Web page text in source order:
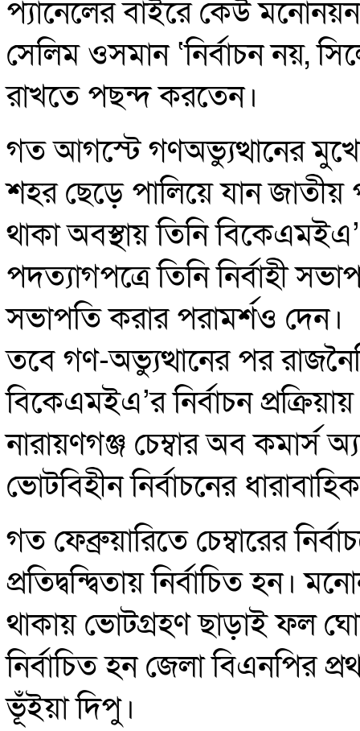
প্যানেলের বাইরে কেউ
সেলিম ওসমান ‘নির্বাচন নয়,
রাখতে পছন্দ করতেন।
গত আগস্টে গণঅভ্যুত্থানের
শহর ছেড়ে পালিয়ে যান
থাকা অবস্থায় তিনি
পদত্যাগপত্রে তিনি নির্বাহী
সভাপতি করার পরামর্শও দেন।
তবে গণ-অভ্যুত্থানের পর
বিকেএমইএ’র নির্বাচন
নারায়ণগঞ্জ চেম্বার অব কমার্স
ভোটবিহীন নির্বাচনের
গত ফেব্রুয়ারিতে চেম্বারের
প্রতিদ্বন্দ্বিতায় নির্বাচিত হন।
থাকায় ভোটগ্রহণ ছাড়াই ফল
নির্বাচিত হন জেলা বিএনপির
ভূঁইয়া দিপু।